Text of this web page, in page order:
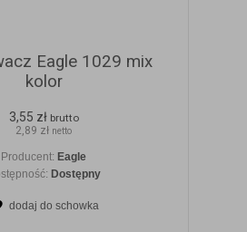
Eagle 1029 mix
kolor
3,55 zł brutto
2,89 zł netto
Producent: Eagle
Dostępny
dodaj do schowka